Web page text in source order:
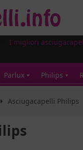
I migliori
Parlux Philips
Asciugacapelli Philips